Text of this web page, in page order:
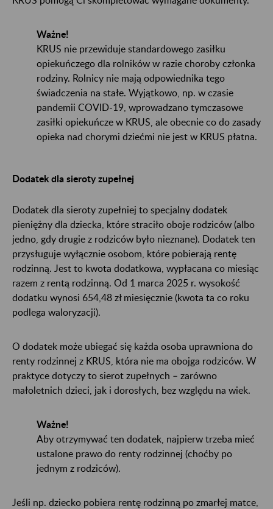
Ważne!
KRUS nie przewiduje standardowego zasiłku
opiekuńczego dla rolników w razie choroby członka
rodziny. Rolnicy nie mają odpowiednika tego
świadczenia na stałe. Wyjątkowo, np. w czasie
pandemii COVID-19, wprowadzano tymczasowe
zasiłki opiekuńcze w KRUS, ale obecnie co do zasady
opieka nad chorymi dziećmi nie jest w KRUS płatna.
Dodatek dla sieroty zupełnej
Dodatek dla sieroty zupełniej to specjalny dodatek
pieniężny dla dziecka, które straciło oboje rodziców (albo
jedno, gdy drugie z rodziców było nieznane). Dodatek ten
przysługuje wyłącznie osobom, które pobierają rentę
rodzinną. Jest to kwota dodatkowa, wypłacana co miesiąc
razem z rentą rodzinną. Od 1 marca 2025 r. wysokość
dodatku wynosi 654,48 zł miesięcznie (kwota ta co roku
podlega waloryzacji).
O dodatek może ubiegać się każda osoba uprawniona do
renty rodzinnej z KRUS, która nie ma obojga rodziców. W
praktyce dotyczy to sierot zupełnych – zarówno
małoletnich dzieci, jak i dorosłych, bez względu na wiek.
Ważne!
Aby otrzymywać ten dodatek, najpierw trzeba mieć
ustalone prawo do renty rodzinnej (choćby po
jednym z rodziców).
Jeśli np. dziecko pobiera rentę rodzinną po zmarłej matce,